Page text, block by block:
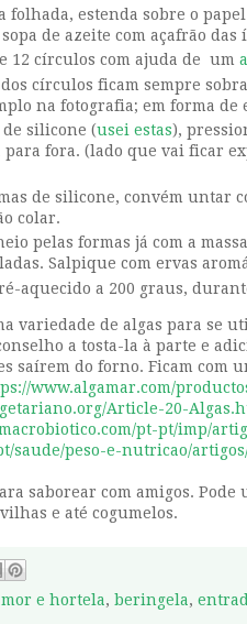
folhada, estenda sobre o
de azeite com açafrão das
12 círculos com ajuda de um
círculos ficam sempre
na fotografia; em forma de
de silicone (usei estas),
fora. (lado que vai ficar
de silicone, convém untar
colar.
pelas formas já com a
Salpique com ervas
aquecido a 200 graus,
variedade de algas para se
a tosta-la à parte e
saírem do forno. Ficam com
www.algamar.com/
Article-20-
pt-pt/imp/
saude/peso-e-nutricao/
saborear com amigos.
e até cogumelos.
e hortela, beringela,